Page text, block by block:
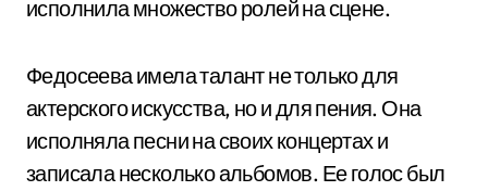
исполнила множество ролей на сцене.
Федосеева имела талант не только для
актерского искусства, но и для пения. Она
исполняла песни на своих концертах и
записала несколько альбомов. Ее голос был